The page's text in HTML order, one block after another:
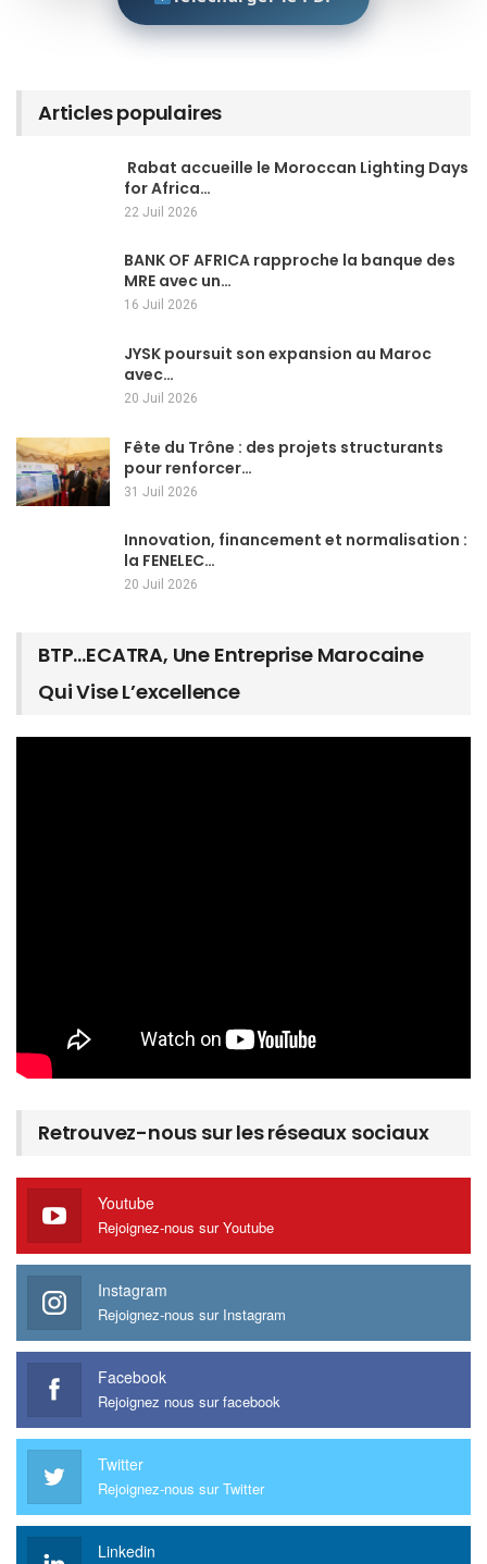
Articles populaires
Rabat accueille le Moroccan Lighting Days
for Africa…
22 Juil 2026
BANK OF AFRICA rapproche la banque des
MRE avec un…
16 Juil 2026
JYSK poursuit son expansion au Maroc
avec…
20 Juil 2026
Fête du Trône : des projets structurants
pour renforcer…
31 Juil 2026
Innovation, financement et normalisation :
la FENELEC…
20 Juil 2026
BTP…ECATRA, Une Entreprise Marocaine
Qui Vise L’excellence
Retrouvez-nous sur les réseaux sociaux
Youtube
Rejoignez-nous sur Youtube
Instagram
Rejoignez-nous sur Instagram
Facebook
Rejoignez nous sur facebook
Twitter
Rejoignez-nous sur Twitter
Linkedin